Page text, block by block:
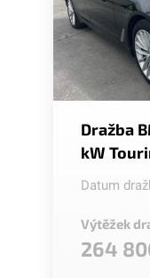
Dražba
kW
Datum
Výtěžek
264